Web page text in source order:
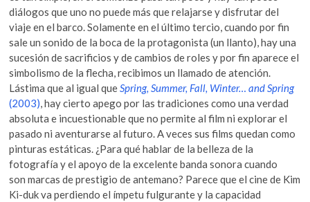
diálogos que uno no puede más que relajarse y disfrutar del
viaje en el barco. Solamente en el último tercio, cuando por fin
sale un sonido de la boca de la protagonista (un llanto), hay una
sucesión de sacrificios y de cambios de roles y por fin aparece el
simbolismo de la flecha, recibimos un llamado de atención.
Lástima que al igual queSpring, Summer, Fall, Winter… and Spring
(2003), hay cierto apego por las tradiciones como una verdad
absoluta e incuestionable que no permite al film ni explorar el
pasado ni aventurarse al futuro. A veces sus films quedan como
pinturas estáticas. ¿Para qué hablar de la belleza de la
fotografía y el apoyo de la excelente banda sonora cuando
son marcas de prestigio de antemano? Parece que el cine de Kim
Ki-duk va perdiendo el ímpetu fulgurante y la capacidad